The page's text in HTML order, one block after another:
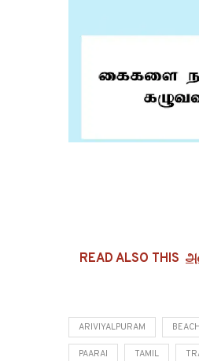
READ ALSO THIS
ARIVIYALPURAM BEACH
PAARAI TAMIL